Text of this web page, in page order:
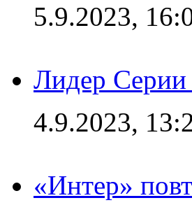
5.9.2023,
Лидер Серии
4.9.2023,
«Интер»